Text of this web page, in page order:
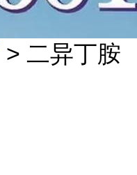
> 二异丁胺